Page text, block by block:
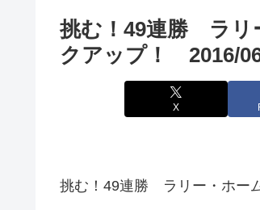
挑む！49連勝 ラリ
クアップ！ 2016/
X
挑む！49連勝 ラリー・ホー